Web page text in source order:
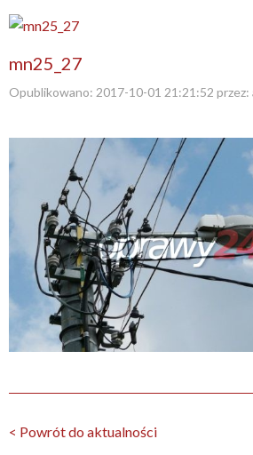
mn25_27
Opublikowano: 2017-10-01 21:21:52 przez:
< Powrót do aktualności